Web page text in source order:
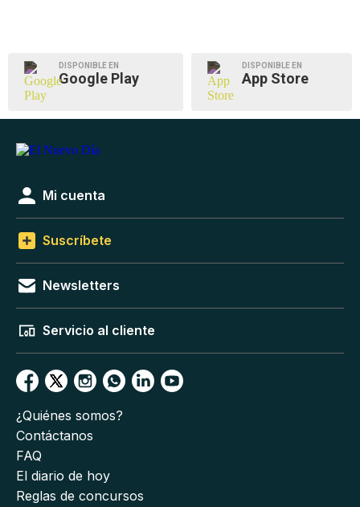
DISPONIBLE EN
Google Play
DISPONIBLE EN
App Store
Mi cuenta
Suscríbete
Newsletters
Servicio al cliente
¿Quiénes somos?
Contáctanos
FAQ
El diario de hoy
Reglas de concursos